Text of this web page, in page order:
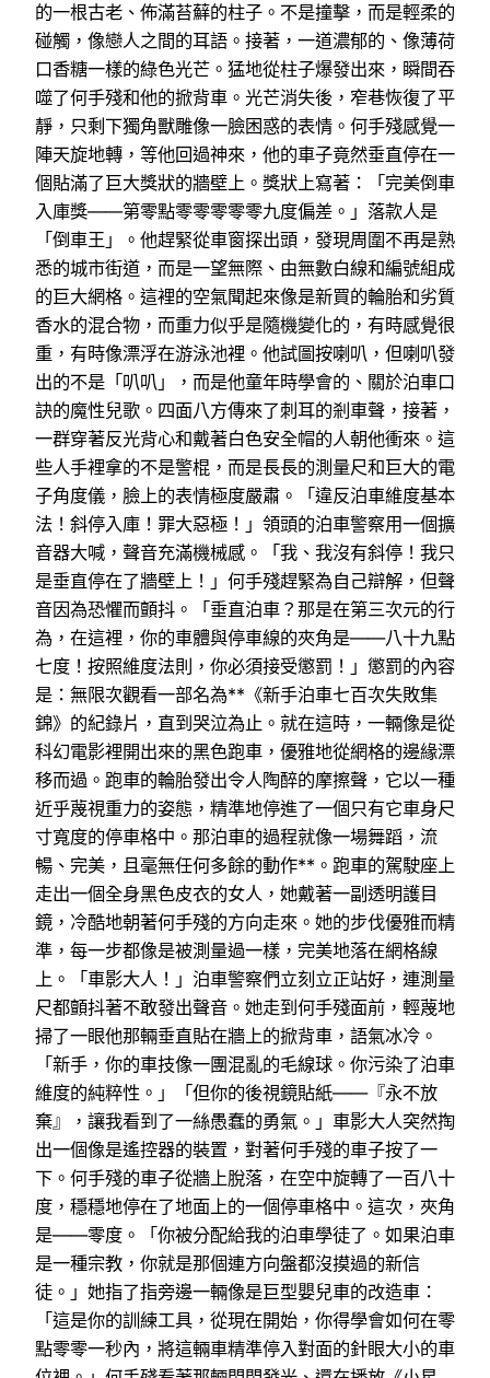
的一根古老、佈滿苔蘚的柱子。不是撞擊，而是輕柔的
碰觸，像戀人之間的耳語。接著，一道濃郁的、像薄荷
口香糖一樣的綠色光芒。猛地從柱子爆發出來，瞬間吞
噬了何手殘和他的掀背車。光芒消失後，窄巷恢復了平
靜，只剩下獨角獸雕像一臉困惑的表情。何手殘感覺一
陣天旋地轉，等他回過神來，他的車子竟然垂直停在一
個貼滿了巨大獎狀的牆壁上。獎狀上寫著：「完美倒車
入庫獎——第零點零零零零零九度偏差。」落款人是
「倒車王」。他趕緊從車窗探出頭，發現周圍不再是熟
悉的城市街道，而是一望無際、由無數白線和編號組成
的巨大網格。這裡的空氣聞起來像是新買的輪胎和劣質
香水的混合物，而重力似乎是隨機變化的，有時感覺很
重，有時像漂浮在游泳池裡。他試圖按喇叭，但喇叭發
出的不是「叭叭」，而是他童年時學會的、關於泊車口
訣的魔性兒歌。四面八方傳來了刺耳的剎車聲，接著，
一群穿著反光背心和戴著白色安全帽的人朝他衝來。這
些人手裡拿的不是警棍，而是長長的測量尺和巨大的電
子角度儀，臉上的表情極度嚴肅。「違反泊車維度基本
法！斜停入庫！罪大惡極！」領頭的泊車警察用一個擴
音器大喊，聲音充滿機械感。「我、我沒有斜停！我只
是垂直停在了牆壁上！」何手殘趕緊為自己辯解，但聲
音因為恐懼而顫抖。「垂直泊車？那是在第三次元的行
為，在這裡，你的車體與停車線的夾角是——八十九點
七度！按照維度法則，你必須接受懲罰！」懲罰的內容
是：無限次觀看一部名為**《新手泊車七百次失敗集
錦》的紀錄片，直到哭泣為止。就在這時，一輛像是從
科幻電影裡開出來的黑色跑車，優雅地從網格的邊緣漂
移而過。跑車的輪胎發出令人陶醉的摩擦聲，它以一種
近乎蔑視重力的姿態，精準地停進了一個只有它車身尺
寸寬度的停車格中。那泊車的過程就像一場舞蹈，流
暢、完美，且毫無任何多餘的動作**。跑車的駕駛座上
走出一個全身黑色皮衣的女人，她戴著一副透明護目
鏡，冷酷地朝著何手殘的方向走來。她的步伐優雅而精
準，每一步都像是被測量過一樣，完美地落在網格線
上。「車影大人！」泊車警察們立刻立正站好，連測量
尺都顫抖著不敢發出聲音。她走到何手殘面前，輕蔑地
掃了一眼他那輛垂直貼在牆上的掀背車，語氣冰冷。
「新手，你的車技像一團混亂的毛線球。你污染了泊車
維度的純粹性。」「但你的後視鏡貼紙——『永不放
棄』，讓我看到了一絲愚蠢的勇氣。」車影大人突然掏
出一個像是遙控器的裝置，對著何手殘的車子按了一
下。何手殘的車子從牆上脫落，在空中旋轉了一百八十
度，穩穩地停在了地面上的一個停車格中。這次，夾角
是——零度。「你被分配給我的泊車學徒了。如果泊車
是一種宗教，你就是那個連方向盤都沒摸過的新信
徒。」她指了指旁邊一輛像是巨型嬰兒車的改造車：
「這是你的訓練工具，從現在開始，你得學會如何在零
點零零一秒內，將這輛車精準停入對面的針眼大小的車